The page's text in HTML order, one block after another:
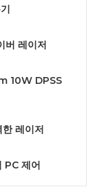
버 레이저
10W DPSS
레이저
PC 제어